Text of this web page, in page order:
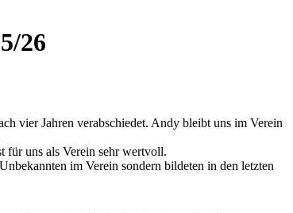
26
vier Jahren verabschiedet. Andy bleibt uns im Verein
für uns als Verein sehr wertvoll.
im Verein sondern bildeten in den letzten